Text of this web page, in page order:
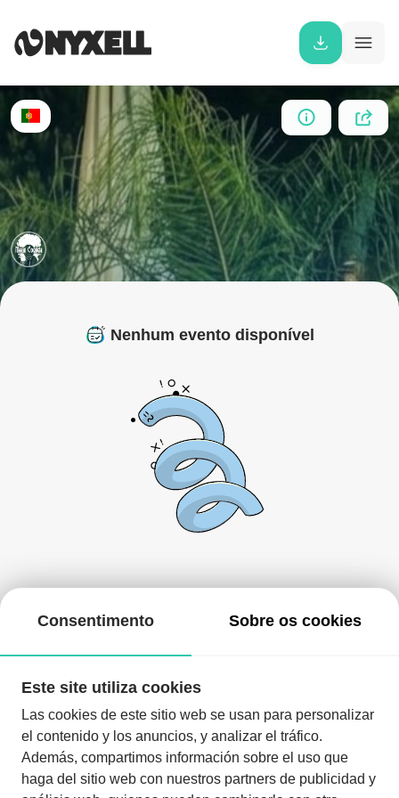
Nenhum evento disponível
Pode voltar mais tarde ou procurar outros eventos.
Consentimento Sobre os cookies
Este site utiliza cookies
Las cookies de este sitio web se usan para personalizar
el contenido y los anuncios, y analizar el tráfico.
Además, compartimos información sobre el uso que
haga del sitio web con nuestros partners de publicidad y